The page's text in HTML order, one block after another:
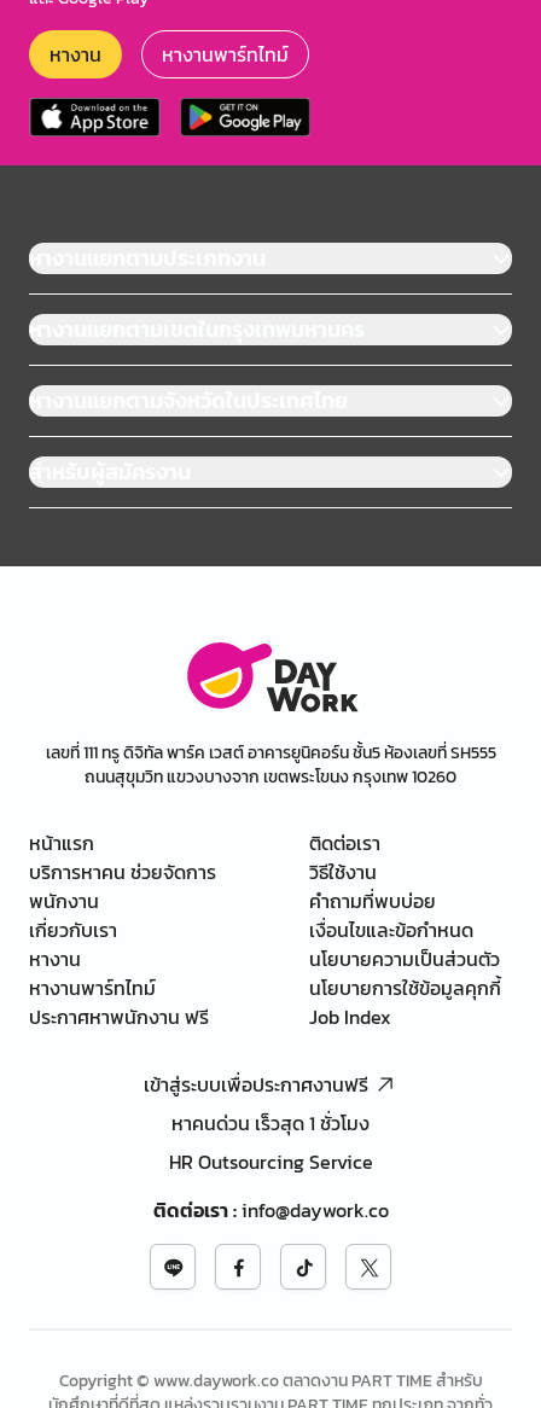
หางาน หางานพาร์ทไทม์
หางานแยกตามประเภทงาน
หางานแยกตามเขตในกรุงเทพมหานคร
หางานแยกตามจังหวัดในประเทศไทย
สำหรับผู้สมัครงาน
เลขที่ 111 ทรู ดิจิทัล พาร์ค เวสต์ อาคารยูนิคอร์น ชั้น5 ห้องเลขที่ SH555
ถนนสุขุมวิท แขวงบางจาก เขตพระโขนง กรุงเทพ 10260
หน้าแรก
บริการหาคน ช่วยจัดการ
พนักงาน
เกี่ยวกับเรา
หางาน
หางานพาร์ทไทม์
ประกาศหาพนักงาน ฟรี
ติดต่อเรา
วิธีใช้งาน
คำถามที่พบบ่อย
เงื่อนไขและข้อกำหนด
นโยบายความเป็นส่วนตัว
นโยบายการใช้ข้อมูลคุกกี้
Job Index
เข้าสู่ระบบเพื่อประกาศงานฟรี
หาคนด่วน เร็วสุด 1 ชั่วโมง
HR Outsourcing Service
ติดต่อเรา:info@daywork.co
Copyright © www.daywork.co ตลาดงาน PART TIME สำหรับ